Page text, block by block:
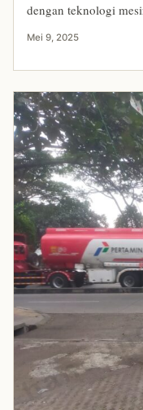
dengan teknologi
Mei 9, 2025